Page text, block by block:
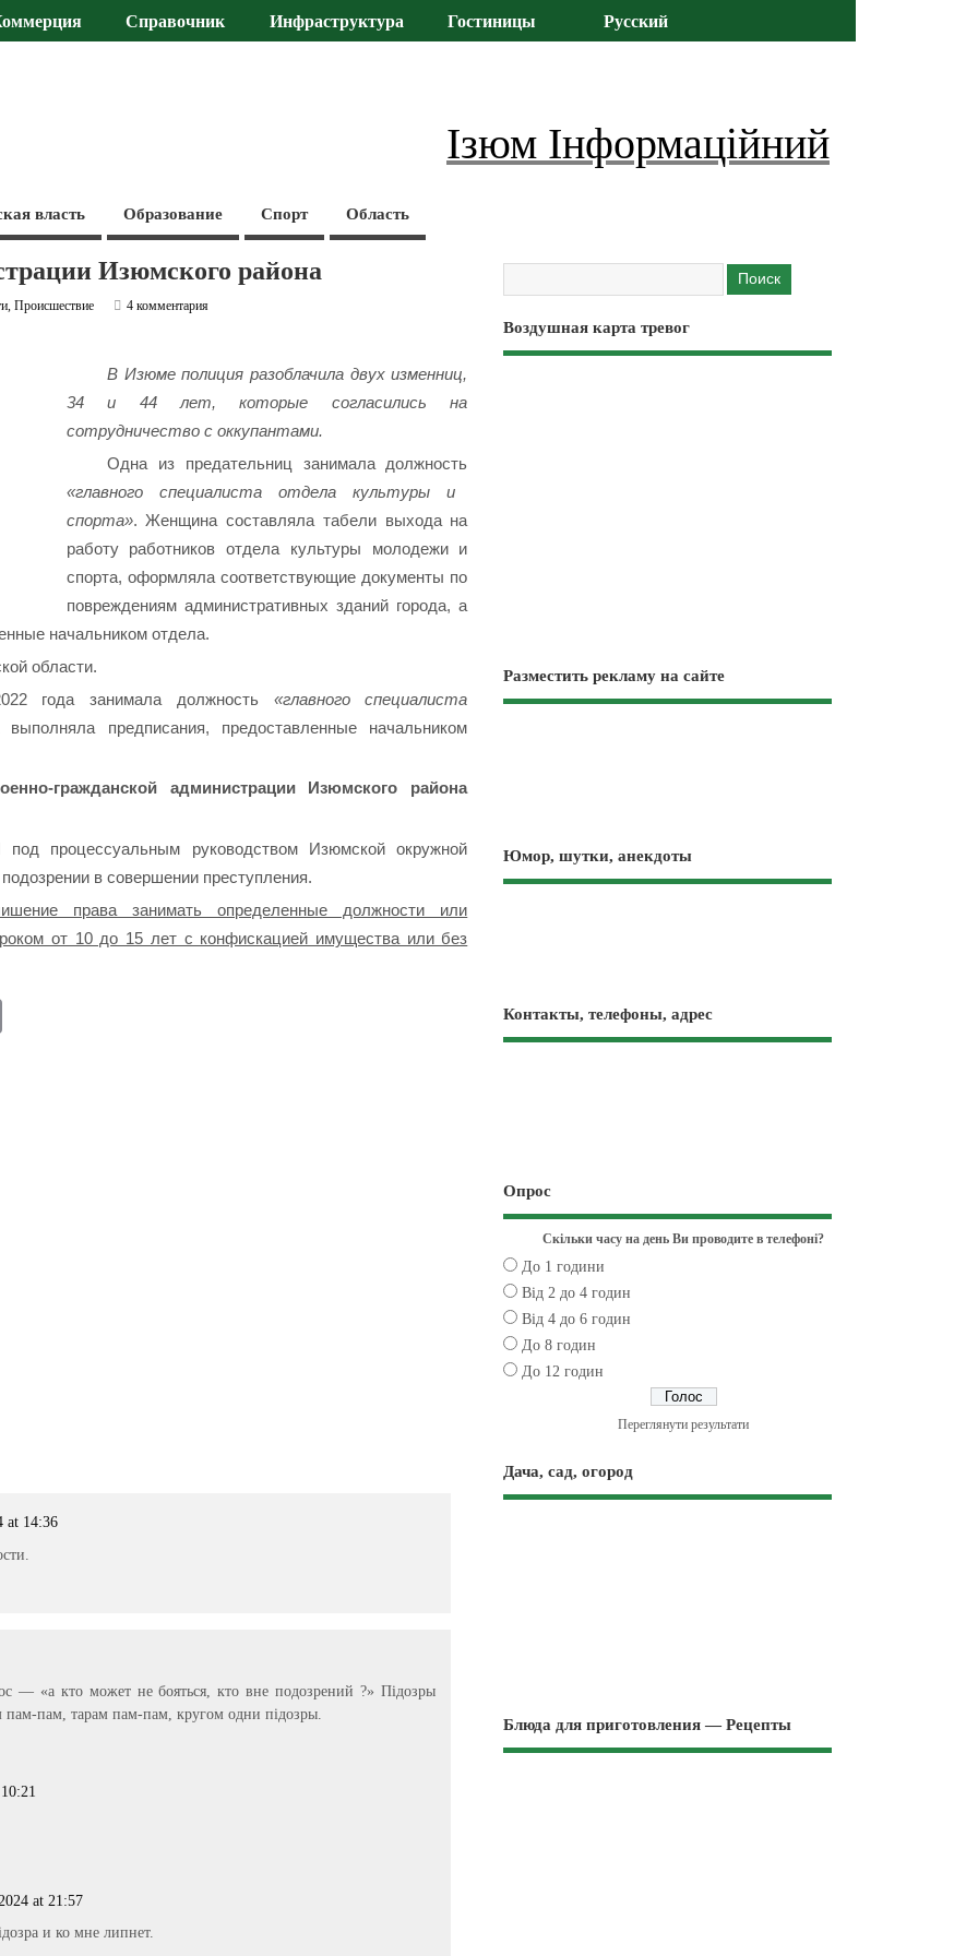
Справочник Инфраструктура Гостиницы Русский
Ізюм Інформаційний
власть Образование Спорт Область
Изюмского района
,Происшествие
4 комментария
В Изюме полиция разоблачила двух изменниц,
34 и 44 лет, которые согласились на
сотрудничество с оккупантами.
Одна из предательниц занимала должность
«главного специалиста отдела культуры и
спорта». Женщина составляла табели выхода на
работу работников отдела культуры молодежи и
спорта, оформляла соответствующие документы по
повреждениям административных зданий города, а
начальником отдела.
области.
года занимала должность «главного специалиста
предписания, предоставленные начальником
гражданской администрации Изюмского района
процессуальным руководством Изюмской окружной
в совершении преступления.
права занимать определенные должности или
от 10 до 15 лет с конфискацией имущества или без
at 14:36
— «а кто может не бояться, кто вне подозрений ?» Пiдозры
пам, тарам пам-пам, кругом одни пiдозры.
at 21:57
и ко мне липнет.
Воздушная карта тревог
Разместить рекламу на сайте
Юмор, шутки, анекдоты
Контакты, телефоны, адрес
Опрос
Скільки часу на день Ви проводите в телефоні?
До 1 години
Від 2 до 4 годин
Від 4 до 6 годин
До 8 годин
До 12 годин
Переглянути результати
Дача, сад, огород
Блюда для приготовления — Рецепты